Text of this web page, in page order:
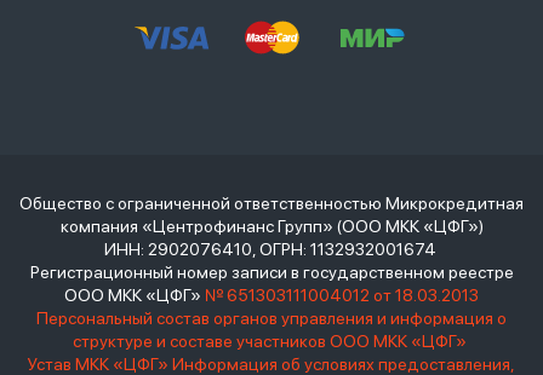
Общество с ограниченной ответственностью Микрокредитная
компания «Центрофинанс Групп» (ООО МКК «ЦФГ»)
ИНН: 2902076410, ОГРН: 1132932001674
Регистрационный номер записи в государственном реестре
ООО МКК «ЦФГ» № 651303111004012 от 18.03.2013
Персональный состав органов управления и информация о
структуре и составе участников ООО МКК «ЦФГ»
Устав МКК «ЦФГ» Информация об условиях предоставления,